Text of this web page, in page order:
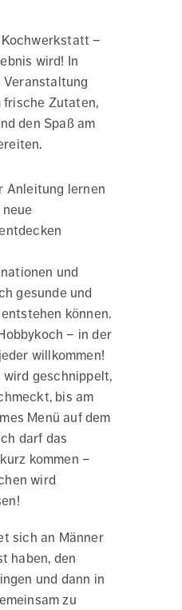
–
wird! In
Zutaten,
den Spaß am
Anleitung lernen
und
gesunde und
können.
– in der
willkommen!
wird geschnippelt,
bis am
Menü auf dem
darf das
kommen –
wird
sich an Männer
haben, den
und dann in
zu